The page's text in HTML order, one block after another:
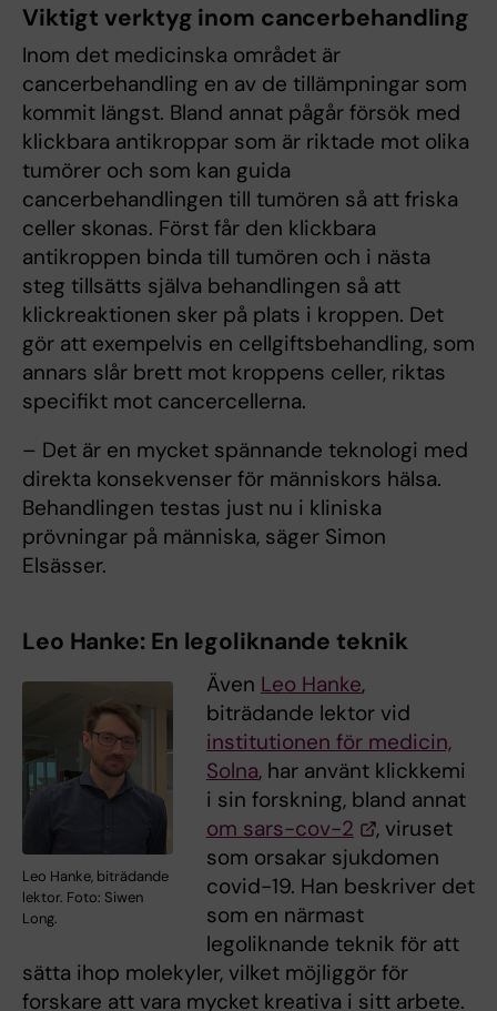
Viktigt verktyg inom cancerbehandling
Inom det medicinska området är
cancerbehandling en av de tillämpningar som
kommit längst. Bland annat pågår försök med
klickbara antikroppar som är riktade mot olika
tumörer och som kan guida
cancerbehandlingen till tumören så att friska
celler skonas. Först får den klickbara
antikroppen binda till tumören och i nästa
steg tillsätts själva behandlingen så att
klickreaktionen sker på plats i kroppen. Det
gör att exempelvis en cellgiftsbehandling, som
annars slår brett mot kroppens celler, riktas
specifikt mot cancercellerna.
– Det är en mycket spännande teknologi med
direkta konsekvenser för människors hälsa.
Behandlingen testas just nu i kliniska
prövningar på människa, säger Simon
Elsässer.
Leo Hanke: En legoliknande teknik
Leo Hanke, biträdande
lektor. Foto: Siwen
Long.
Även Leo Hanke,
biträdande lektor vid
institutionen för medicin,
Solna, har använt klickkemi
i sin forskning, bland annat
om sars-cov-2
, viruset
som orsakar sjukdomen
covid-19. Han beskriver det
som en närmast
legoliknande teknik för att
sätta ihop molekyler, vilket möjliggör för
forskare att vara mycket kreativa i sitt arbete.